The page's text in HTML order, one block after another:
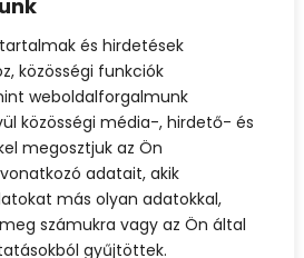
és hirdetések
közösségi funkciók
weboldalforgalmunk
közösségi média-, hirdető- és
megosztjuk az Ön
adatait, akik
más olyan adatokkal,
számukra vagy az Ön által
gyűjtöttek.
paradicsom Közép-
a Karib-tenger és az
Az ország híres...